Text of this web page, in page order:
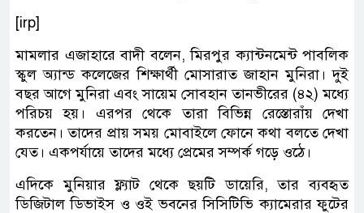
[irp]
মামলার এজাহারে বাদী বলেন, মিরপুর ক্যান্টনমেন্ট পাবলিক
স্কুল অ্যান্ড কলেজের শিক্ষার্থী মোসারাত জাহান মুনিরা। দুই
বছর আগে মুনিরা এবং সায়েম সোবহান তানভীরের (৪২) মধ্যে
পরিচয় হয়। এরপর থেকে তারা বিভিন্ন রেস্তোরাঁয় দেখা
করতেন। তাদের প্রায় সময় মোবাইলে ফোনে কথা বলতে দেখা
যেত। একপর্যায়ে তাদের মধ্যে প্রেমের সম্পর্ক গড়ে ওঠে।
এদিকে মুনিয়ার ফ্ল্যাট থেকে ছয়টি ডায়েরি, তার ব্যবহৃত
ডিজিটাল ডিভাইস ও ওই ভবনের সিসিটিভি ক্যামেরার ফুটের